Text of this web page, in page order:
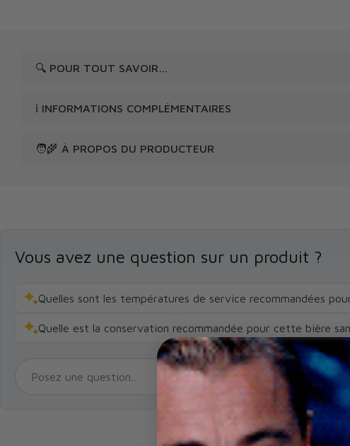
🔍 POUR TOUT SAVOIR…
ℹ️ INFORMATIONS COMPLÉMENTAIRES
🧑‍🌾 À PROPOS DU PRODUCTEUR
Vous avez une question sur un produit ?
Quelles sont les températures de service recommandées
Quelle est la conservation recommandée pour cette bière